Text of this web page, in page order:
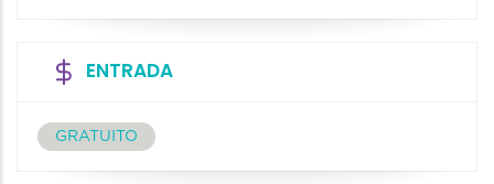
ENTRADA
GRATUITO